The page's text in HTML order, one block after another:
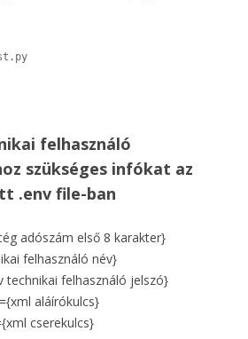
felhasználó
szükséges infókat az
.env file-ban
adószám első 8 karakter}
felhasználó név}
technikai felhasználó jelszó}
aláírókulcs}
cserekulcs}